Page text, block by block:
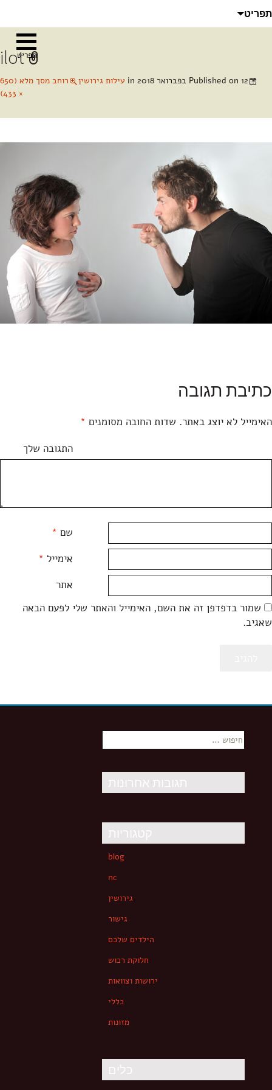
תפריט
ilot
Published on 12 בפברואר 2018 עילות גירושין
רוחב מסך מלא (650
× 433)
כתיבת תגובה
האימייל לא יוצג באתר. שדות החובה מסומנים *
התגובה שלך
שם *
אימייל *
אתר
שמור בדפדפן זה את השם, האימייל והאתר שלי לפעם הבאה
שאגיב.
חיפוש:
תגובות אחרונות
קטגוריות
blog
nc
גירושין
גישור
הילדים שלכם
חלוקת רכוש
ירושות וצוואות
כללי
מזונות
כלים
תפריט